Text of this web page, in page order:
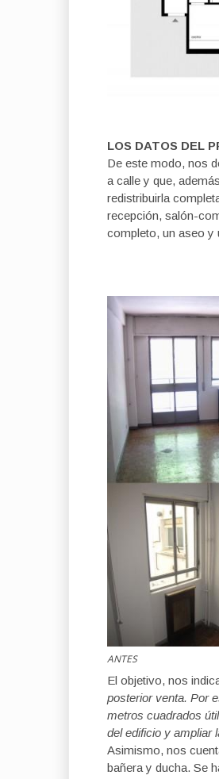
LOS DATOS DEL
De este modo, nos
a calle y que,
redistribuirla
recepción, salón-
completo, un aseo y
ANTES
El objetivo, nos
posterior venta. Por
metros cuadrados
del edificio y ampliar
Asimismo, nos
bañera y ducha. Se